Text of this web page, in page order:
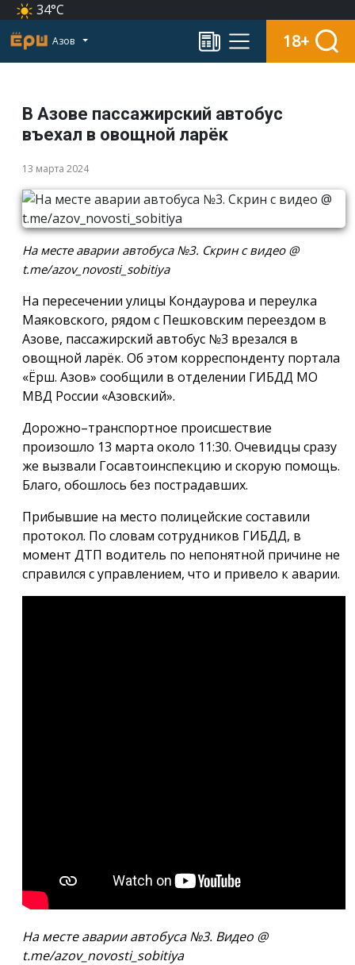
34°C
Азов 18+
В Азове пассажирский автобус
въехал в овощной ларёк
13 марта 2024
На месте аварии автобуса №3. Скрин с видео @
t.me/azov_novosti_sobitiya
На пересечении улицы Кондаурова и переулка
Маяковского, рядом с Пешковским переездом в
Азове, пассажирский автобус №3 врезался в
овощной ларёк. Об этом корреспонденту портала
«Ёрш. Азов» сообщили в отделении ГИБДД МО
МВД России «Азовский».
Дорожно–транспортное происшествие
произошло 13 марта около 11:30. Очевидцы сразу
же вызвали Госавтоинспекцию и скорую помощь.
Благо, обошлось без пострадавших.
Прибывшие на место полицейские составили
протокол. По словам сотрудников ГИБДД, в
момент ДТП водитель по непонятной причине не
справился с управлением, что и привело к аварии.
На месте аварии автобуса №3. Видео @
t.me/azov_novosti_sobitiya